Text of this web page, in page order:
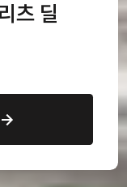
츠 딜